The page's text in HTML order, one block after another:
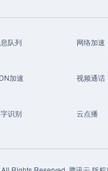
队列 网络加速
加速 视频通话
识别 云点播